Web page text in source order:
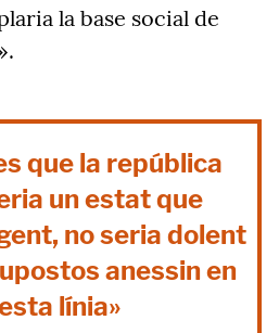
la base social de
que la república
un estat que
no seria dolent
anessin en
línia»